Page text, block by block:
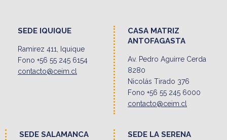
SEDE IQUIQUE
Ramirez 411, Iquique
Fono +56 55 245 6154
contacto@ceim.cl
CASA MATRIZ
ANTOFAGASTA
Av. Pedro Aguirre Cerda
8280
Nicolás Tirado 376
Fono +56 55 245 6000
contacto@ceim.cl
SEDE SALAMANCA SEDE LA SERENA